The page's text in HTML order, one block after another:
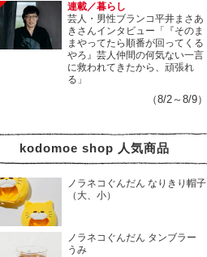
連載／暮らし
芸人・男性ブランコ平井まさあ
きさんインタビュー「『そのま
まやってたら順番が回ってくる
やろ』芸人仲間の何気ない一言
に救われてきたから、頑張れ
る」
（8/2～8/9）
kodomoe shop 人気商品
ノラネコぐんだん なりきり帽子
（大、小）
ノラネコぐんだん タンブラー
うみ